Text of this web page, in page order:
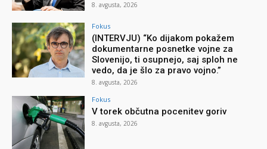
8. avgusta, 2026
Fokus
(INTERVJU) “Ko dijakom pokažem
dokumentarne posnetke vojne za
Slovenijo, ti osupnejo, saj sploh ne
vedo, da je šlo za pravo vojno.”
8. avgusta, 2026
Fokus
V torek občutna pocenitev goriv
8. avgusta, 2026